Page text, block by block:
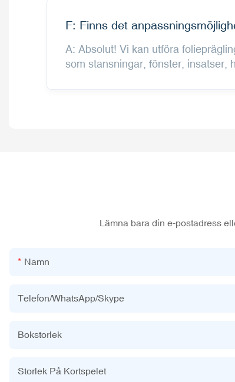
F: Finns det
A: Absolut! Vi kan utföra
som stansningar, fönster, insatser,
Lämna bara din e-postadress
Namn
Telefon/WhatsApp/Skype
Bokstorlek
Storlek På Kortspelet